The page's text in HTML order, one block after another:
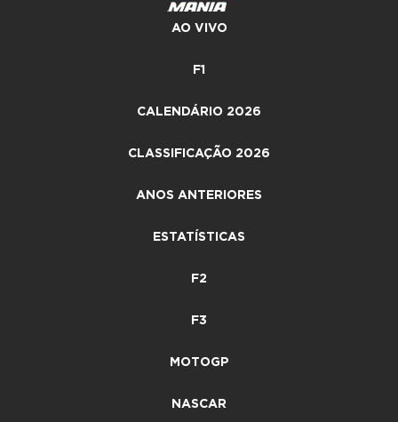
AO VIVO
F1
CALENDÁRIO 2026
CLASSIFICAÇÃO 2026
ANOS ANTERIORES
ESTATÍSTICAS
F2
F3
MOTOGP
NASCAR